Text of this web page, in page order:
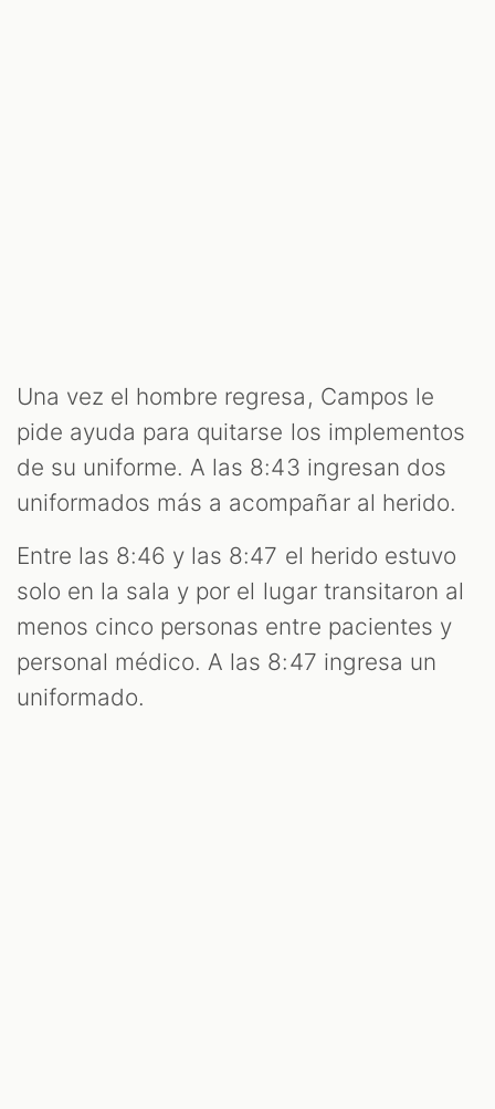
Una vez el hombre regresa, Campos le
pide ayuda para quitarse los implementos
de su uniforme. A las 8:43 ingresan dos
uniformados más a acompañar al herido.
Entre las 8:46 y las 8:47 el herido estuvo
solo en la sala y por el lugar transitaron al
menos cinco personas entre pacientes y
personal médico. A las 8:47 ingresa un
uniformado.